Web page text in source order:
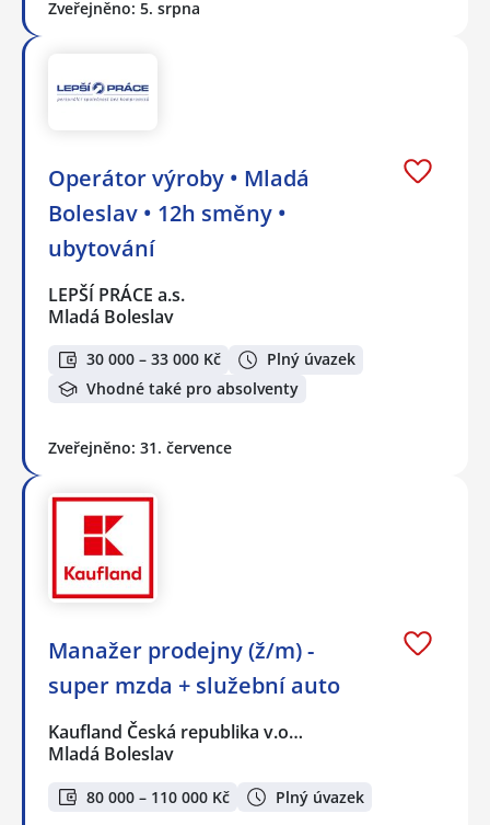
Zveřejněno: 5. srpna
Operátor výroby • Mladá
Boleslav • 12h směny •
ubytování
LEPŠÍ PRÁCE a.s.
Mladá Boleslav
30 000 – 33 000 Kč
Plný úvazek
Vhodné také pro absolventy
Zveřejněno: 31. července
Manažer prodejny (ž/m) -
super mzda + služební auto
Kaufland Česká republika v.o…
Mladá Boleslav
80 000 – 110 000 Kč Plný úvazek